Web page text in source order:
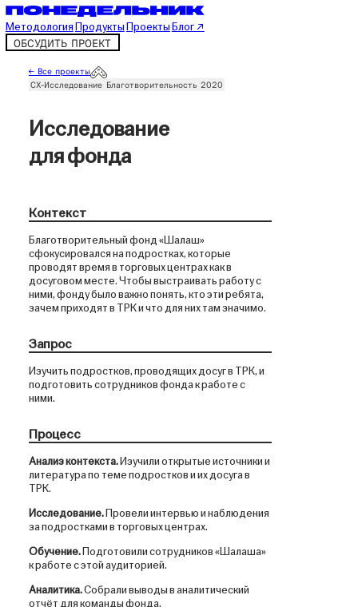
МетодологияПродуктыПроектыБлог ↗
ОБСУДИТЬ ПРОЕКТ
← Все проекты
CX-Исследование Благотворительность 2020
Исследование
для фонда
Контекст
Благотворительный фонд «Шалаш»
сфокусировался на подростках, которые
проводят время в торговых центрах как в
досуговом месте. Чтобы выстраивать работу с
ними, фонду было важно понять, кто эти ребята,
зачем приходят в ТРК и что для них там значимо.
Запрос
Изучить подростков, проводящих досуг в ТРК, и
подготовить сотрудников фонда к работе с
ними.
Процесс
Анализ контекста.Изучили открытые источники и
литература по теме подростков и их досуга в
ТРК.
Исследование.Провели интервью и наблюдения
за подростками в торговых центрах.
Обучение.Подготовили сотрудников «Шалаша»
к работе с этой аудиторией.
Аналитика.Собрали выводы в аналитический
отчёт для команды фонда.